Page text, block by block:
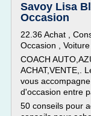
Savoy Lisa
Occasion
22.36 Achat ,
Occasion , Voiture
COACH
ACHAT,VENTE,.
vous
d'occasion entre
50 conseils pour